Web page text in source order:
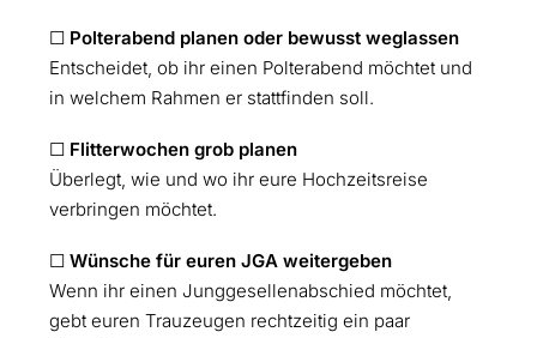
☐ Polterabend planen oder bewusst weglassen
Entscheidet, ob ihr einen Polterabend möchtet und
in welchem Rahmen er stattfinden soll.
☐ Flitterwochen grob planen
Überlegt, wie und wo ihr eure Hochzeitsreise
verbringen möchtet.
☐ Wünsche für euren JGA weitergeben
Wenn ihr einen Junggesellenabschied möchtet,
gebt euren Trauzeugen rechtzeitig ein paar